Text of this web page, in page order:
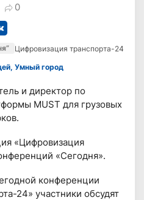
0
Цифровизация транспорта-24
Умный город
и директор по
MUST для грузовых
«Цифровизация
«Сегодня».
конференции
24» участники обсудят